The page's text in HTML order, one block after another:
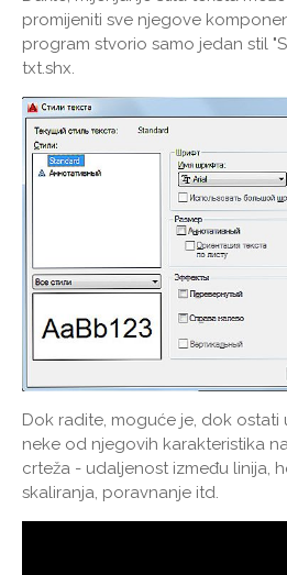
promijeniti sve njegove
program stvorio samo jedan stil
txt.shx.
Dok radite, moguće je, dok ostati
neke od njegovih karakteristika
crteža - udaljenost između linija,
skaliranja, poravnanje itd.